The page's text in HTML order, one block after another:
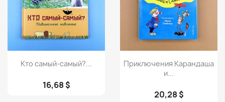
Просмотр
Кто самый-самый?...
16,68 $
Просмотр
Приключения Карандаша
и...
20,28 $